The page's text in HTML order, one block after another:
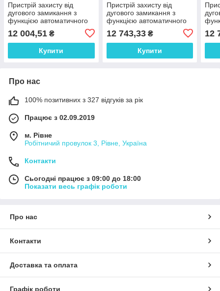
Пристрій захисту від
дугового замикання з
функцією автоматичного
вимикача диференційного
струму, iCV40N
12 004,51 ₴
Купити
Пристрій захисту від
дугового замикання з
функцією автоматичного
вимикача диференційного
струму, iCV40N
12 743,33₴
Купити
12
Про нас
100% позитивних з 327 відгуків за рік
Працює з 02.09.2019
м. Рівне
Робітничий провулок 3, Рівне, Україна
Контакти
Сьогодні працює з 09:00 до 18:00
Показати весь графік роботи
Про нас
Контакти
Доставка та оплата
Графік роботи